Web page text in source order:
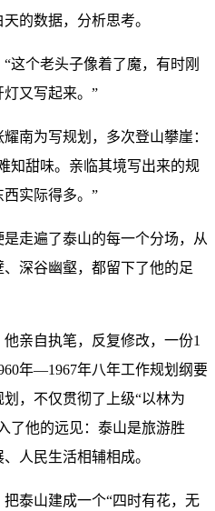
的数据，分析思考。
这个老头子像着了魔，有时刚
又写起来。”
南为写规划，多次登山攀崖：
知甜味。亲临其境写出来的规
实际得多。”
走遍了泰山的每一个分场，从
深谷幽壑，都留下了他的足
亲自执笔，反复修改，一份1
年—1967年八年工作规划纲要
划，不仅贯彻了上级“以林为
了他的远见：泰山是旅游胜
人民生活相辅相成。
泰山建成一个“四时有花，无